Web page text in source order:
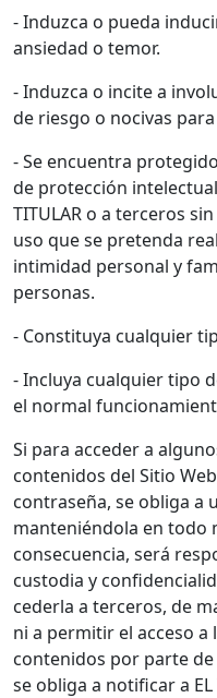
- Induzca o pueda
ansiedad o temor.
- Induzca o incite a
de riesgo o nocivas
- Se encuentra
de protección
TITULAR o a terceros
uso que se pretenda
intimidad personal y
personas.
- Constituya cualquier
- Incluya cualquier tipo
el normal
Si para acceder a
contenidos del Sitio
contraseña, se obliga a
manteniéndola en todo
consecuencia, será
custodia y
cederla a terceros, de
ni a permitir el acceso
contenidos por parte
se obliga a notificar a